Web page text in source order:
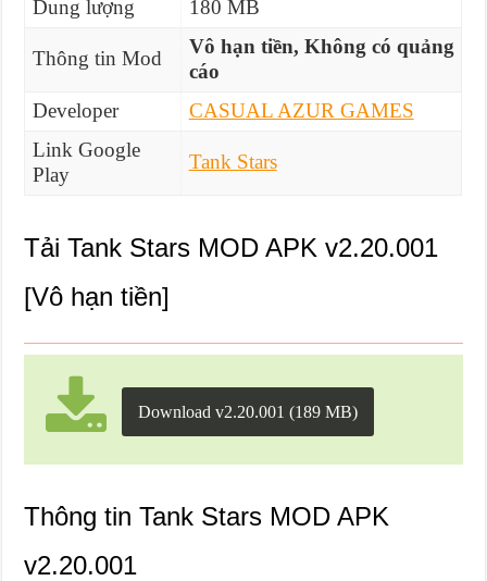
Dung lượng 180 MB
Thông tin Mod
Vô hạn tiền, Không có quảng
cáo
Developer
CASUAL AZUR GAMES
Link Google
Play
Tank Stars
Tải Tank Stars MOD APK v2.20.001
[Vô hạn tiền]
Download v2.20.001 (189 MB)
Thông tin Tank Stars MOD APK
v2.20.001